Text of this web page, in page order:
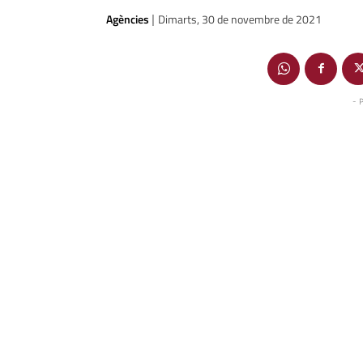
Agències | Dimarts, 30 de novembre de 2021
-